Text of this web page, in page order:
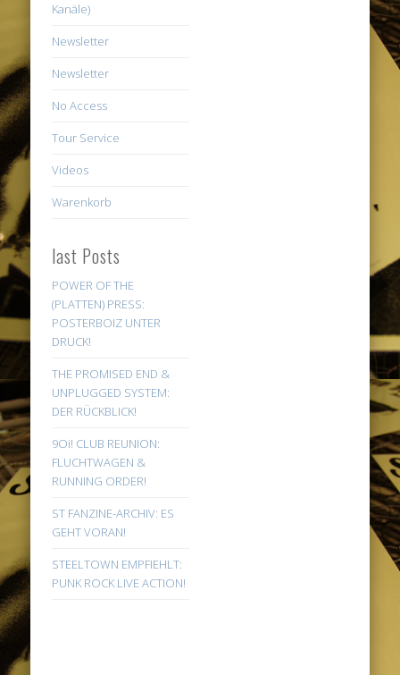
Kanäle)
Newsletter
Newsletter
No Access
Tour Service
Videos
Warenkorb
last Posts
POWER OF THE
(PLATTEN) PRESS:
POSTERBOIZ UNTER
DRUCK!
THE PROMISED END &
UNPLUGGED SYSTEM:
DER RÜCKBLICK!
9Oi! CLUB REUNION:
FLUCHTWAGEN &
RUNNING ORDER!
ST FANZINE-ARCHIV: ES
GEHT VORAN!
STEELTOWN EMPFIEHLT:
PUNK ROCK LIVE ACTION!